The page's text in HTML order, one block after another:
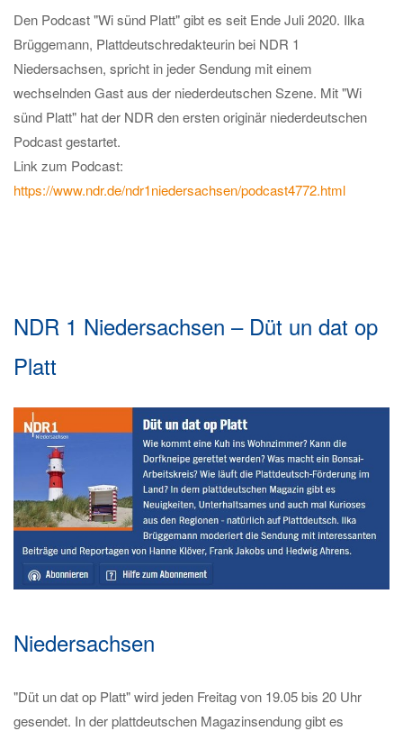
Den Podcast "Wi sünd Platt" gibt es seit Ende Juli 2020. Ilka
Brüggemann, Plattdeutschredakteurin bei NDR 1
Niedersachsen, spricht in jeder Sendung mit einem
wechselnden Gast aus der niederdeutschen Szene. Mit "Wi
sünd Platt" hat der NDR den ersten originär niederdeutschen
Podcast gestartet.
Link zum Podcast:
https://www.ndr.de/ndr1niedersachsen/podcast4772.html
NDR 1 Niedersachsen – Düt un dat op
Platt
Niedersachsen
"Düt un dat op Platt" wird jeden Freitag von 19.05 bis 20 Uhr
gesendet. In der plattdeutschen Magazinsendung gibt es